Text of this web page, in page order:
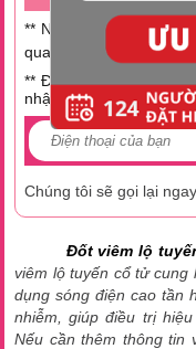
** Nếu không có thời
qua số Hotline:
** Điện thoại bạn đang
nhập số điện thoại tại
Chúng tôi sẽ gọi lại
Đốt viêm lộ
viêm lộ tuyến cổ tử cung
dụng sóng điện cao tần
nhiễm, giúp điều trị
Nếu cần thêm thông tin